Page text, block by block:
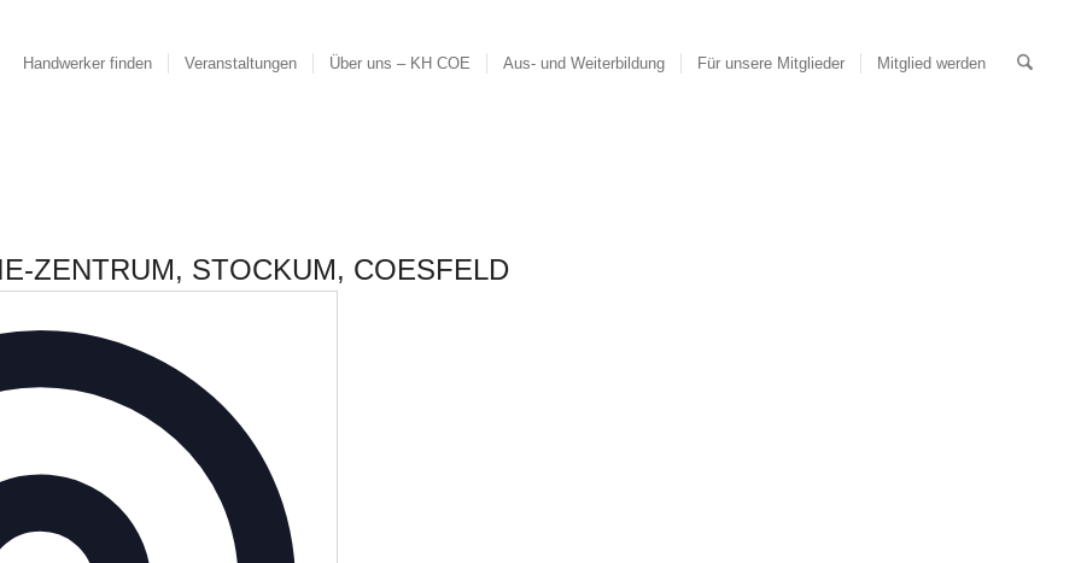
Handwerker finden Veranstaltungen Über uns – KH COE Aus- und Weiterbildung Für unsere Mitglieder Mitglied werden
ZENTRUM, STOCKUM, COESFELD